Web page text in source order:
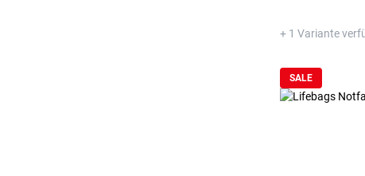
+ 1 Variante
SALE